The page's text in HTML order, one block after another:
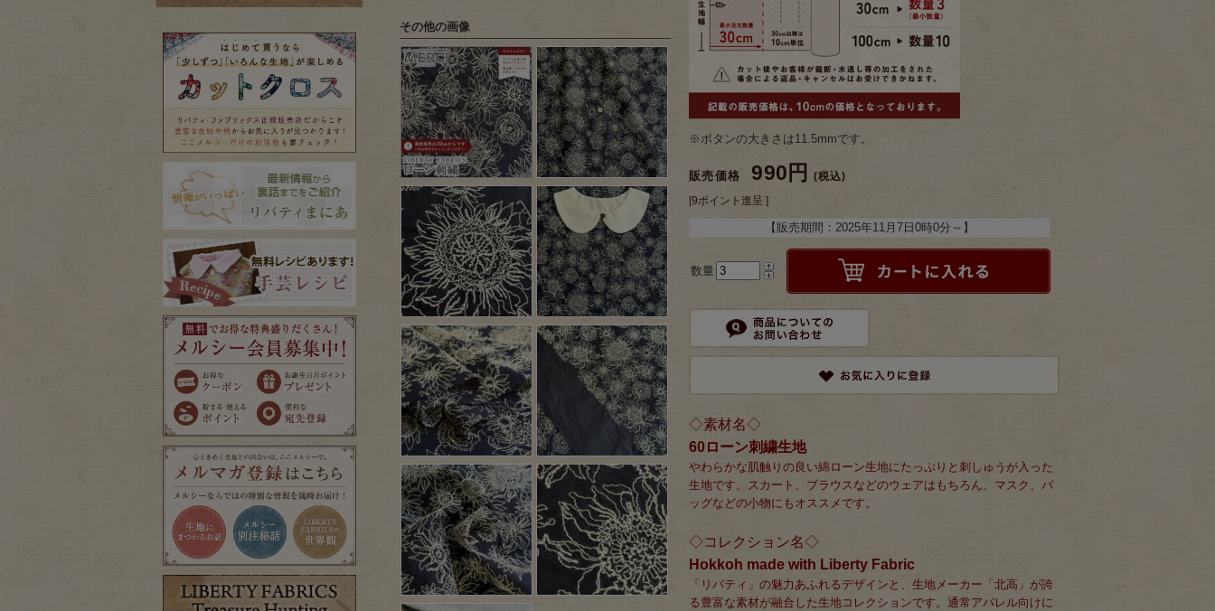
※ボタンの大きさは11.5mmです。
販売価格 990円 (税込)
[9ポイント進呈 ]
【販売期間： 2025年11月7日0時0分 ～】
数量
◇素材名◇
60ローン刺繍生地
やわらかな肌触りの良い綿ローン生地にたっぷりと刺しゅうが入った
生地です。スカート、ブラウスなどのウェアはもちろん、マスク、バ
ッグなどの小物にもオススメです。
◇コレクション名◇
Hokkoh made with Liberty Fabric
「リバティ」の魅力あふれるデザインと、生地メーカー「北高」が誇
る豊富な素材が融合した生地コレクションです。通常アパレル向けに
その他の画像